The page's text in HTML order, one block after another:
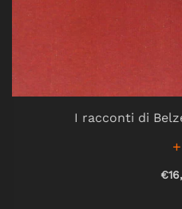
I racconti di